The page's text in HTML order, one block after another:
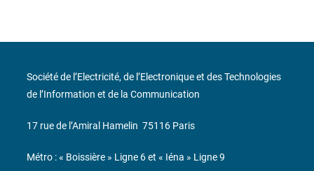
Société de l’Electricité, de l’Electronique et des Technologies
de l’Information et de la Communication
17 rue de l’Amiral Hamelin 75116 Paris
Métro : « Boissière » Ligne 6 et « Iéna » Ligne 9